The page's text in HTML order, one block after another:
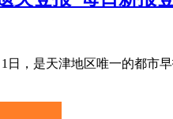
1日，是天津地区唯一的都